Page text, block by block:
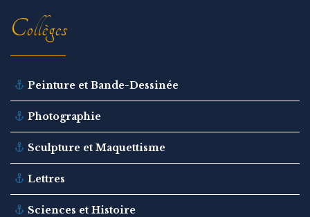
Collèges
Peinture et Bande-Dessinée
Photographie
Sculpture et Maquettisme
Lettres
Sciences et Histoire